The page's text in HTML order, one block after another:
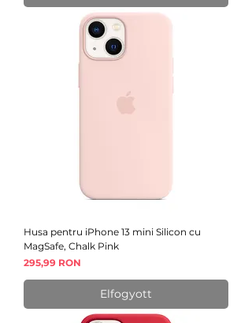
Husa pentru iPhone 13 mini Silicon cu
MagSafe, Chalk Pink
Ár
295,99 RON
Elfogyott